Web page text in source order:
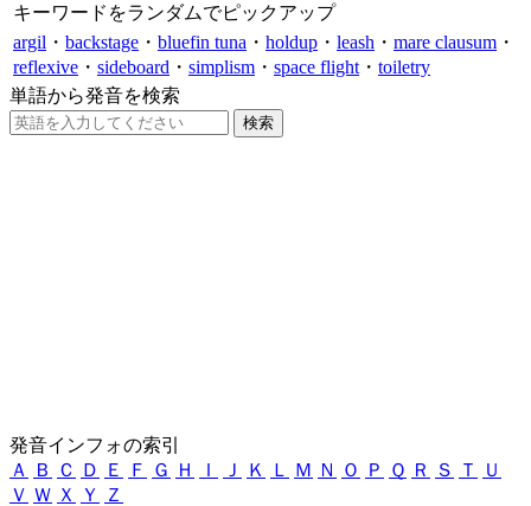
キーワードをランダムでピックアップ
argil ・ backstage ・ bluefin tuna ・ holdup ・ leash ・ mare clausum ・
reflexive ・ sideboard ・ simplism ・ space flight ・ toiletry
単語から発音を検索
発音インフォの索引
Ａ
Ｂ Ｃ Ｄ Ｅ Ｆ Ｇ Ｈ Ｉ Ｊ Ｋ Ｌ Ｍ Ｎ Ｏ Ｐ Ｑ Ｒ Ｓ Ｔ
Ｕ
Ｖ Ｗ Ｘ Ｙ Ｚ